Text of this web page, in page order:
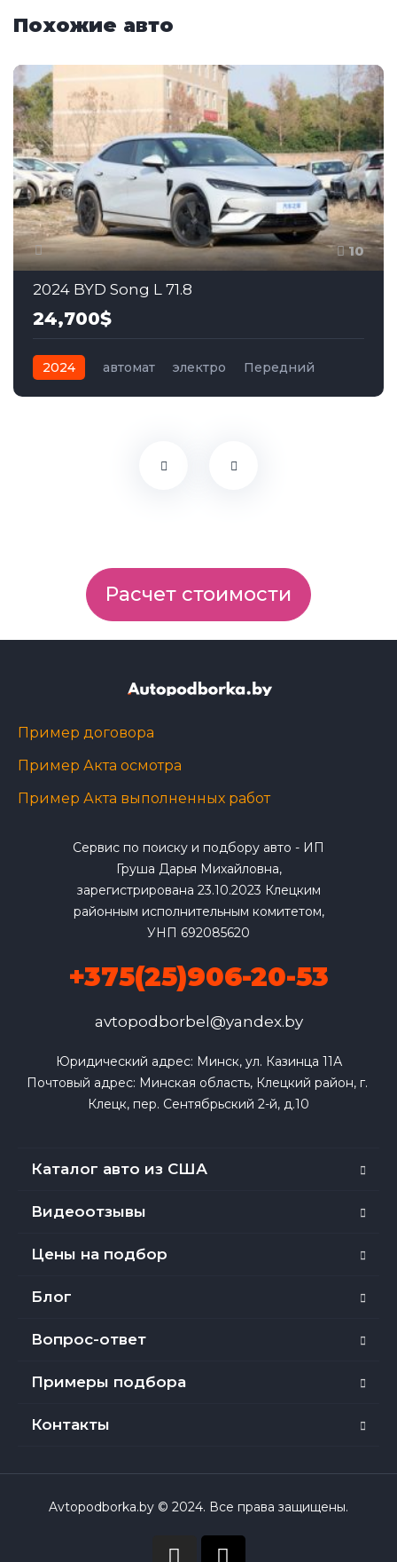
Похожие авто
10
2024 BYD Song L 71.8
24,700$
2024 автомат электро Передний
Расчет стоимости
Пример договора
Пример Акта осмотра
Пример Акта выполненных работ
Сервис по поиску и подбору авто - ИП
Груша Дарья Михайловна,
зарегистрирована 23.10.2023 Клецким
районным исполнительным комитетом,
УНП 692085620
+375(25)906-20-53
avtopodborbel@yandex.by
Юридический адрес: Минск, ул. Казинца 11А
Почтовый адрес: Минская область, Клецкий район, г.
Клецк, пер. Сентябрьский 2-й, д.10
Каталог авто из США
Видеоотзывы
Цены на подбор
Блог
Вопрос-ответ
Примеры подбора
Контакты
Avtopodborka.by © 2024. Все права защищены.